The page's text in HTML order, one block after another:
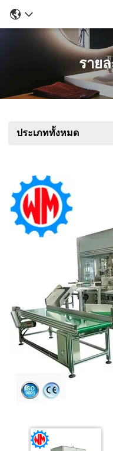
ราย
ประเภททั้งหมด